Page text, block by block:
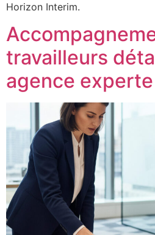
Horizon Interim.
travailleurs
agence experte